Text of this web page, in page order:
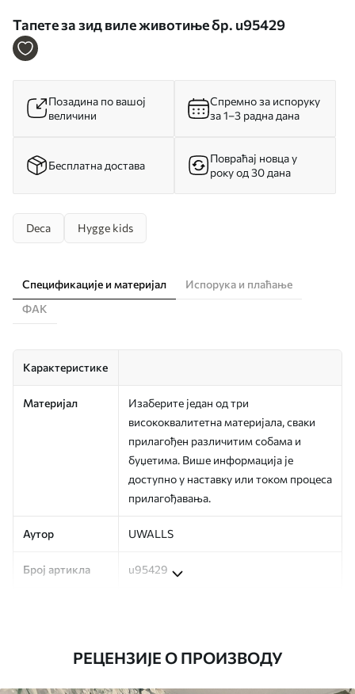
Тапете за зид виле животиње бр. u95429
Позадина по вашој
величини
Спремно за испоруку
за 1–3 радна дана
Бесплатна достава
Повраћај новца у
року од 30 дана
Deca Hygge kids
Спецификације и материјал
Испорука и плаћање
ФАК
Карактеристике
Материјал
Изаберите један од три
висококвалитетна материјала, сваки
прилагођен различитим собама и
буџетима. Више информација је
доступно у наставку или током процеса
прилагођавања.
Аутор UWALLS
Број артикла u95429
РЕЦЕНЗИЈЕ О ПРОИЗВОДУ